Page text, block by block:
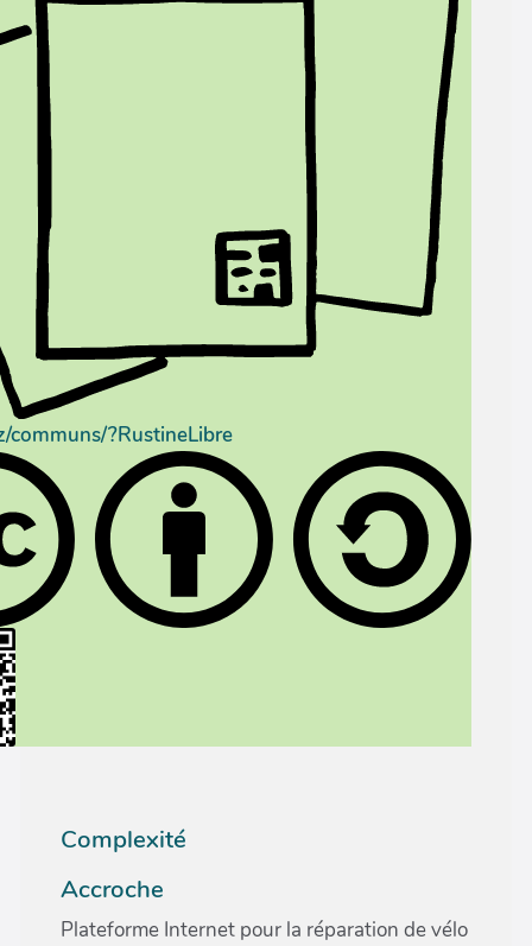
communs/?RustineLibre
Complexité
Accroche
Plateforme Internet pour la réparation de vélo